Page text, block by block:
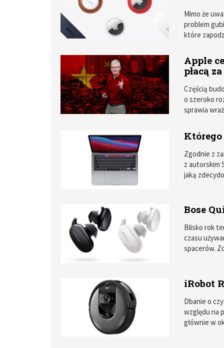
filmów,
na jego
Mimo że
problem
które
więc Apple
Dodatkową
również mój
na dłuższy
(uspokajam
Apple
płacą
Częścią
o szeroko
sprawia
ocieka
nadrzędną.
Hongkongu
Zgodnie z
z autorskim
jaką
mobilnych,
Bose
Blisko rok
czasu
spacerów.
iRobot
Dbanie o
względu na
głównie w